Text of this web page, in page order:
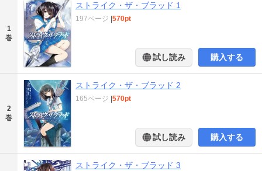
1
巻
ストライク・ザ・ブラッド 1
197ページ 570pt
試し読み 購入する
2
巻
ストライク・ザ・ブラッド 2
165ページ 570pt
試し読み 購入する
ストライク・ザ・ブラッド 3